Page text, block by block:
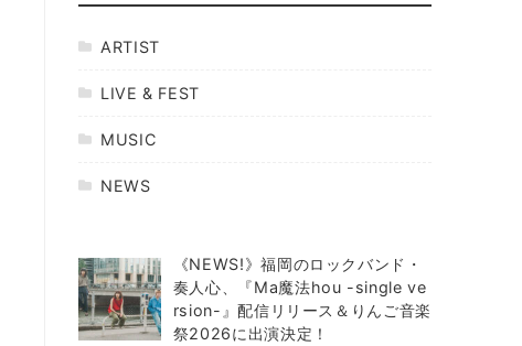
ARTIST
LIVE & FEST
MUSIC
NEWS
《NEWS!》福岡のロックバンド・
奏人心、『Ma魔法hou -single ve
rsion-』配信リリース＆りんご音楽
祭2026に出演決定！